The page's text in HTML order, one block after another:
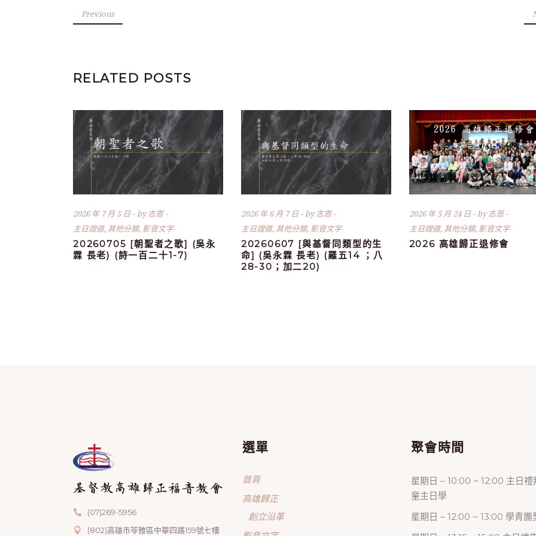
Previous
RELATED POSTS
2026 年 7 月 5 日 by志恩
主日證道, 其他分類, 影音文字
20260705 [朝聖者之歌] (吳永
霖 長老) (詩一百二十1-7)
2026 年 6 月 7 日 by志恩
主日證道, 其他分類, 影音文字
20260607 [與基督同類型的生
命] (吳永霖 長老) (羅五14 ；八
28-30；加二20)
2026 年 5 月 24 日 by志恩
主日證道, 其他分類, 影音文字
2026 高雄歸正退修會
(07)269-5956
(802)高雄市苓雅區中華四路159號七樓
選單
首頁
高雄歸正
創立沿革
聚會時間
星期日 – 10:00 ~ 12:00 主日禮
童主日學
星期日 – 12:00 ~ 13:00 學青團